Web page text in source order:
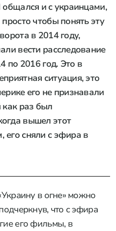
и с украинцами,
чтобы понять эту
в 2014 году,
вести расследование
по 2016 год. Это в
ситуация, это
его не признавали
как раз был
вышел этот
сняли с эфира в
в огне» можно
что с эфира
его фильмы, в